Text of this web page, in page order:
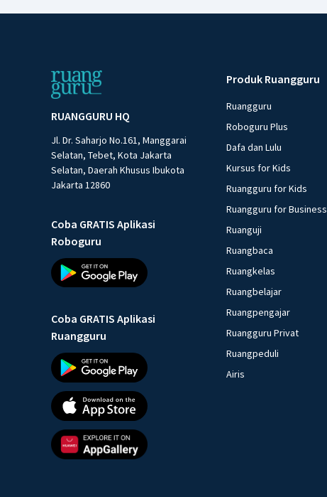
RUANGGURU HQ
Jl. Dr. Saharjo No.161, Manggarai
Selatan, Tebet, Kota Jakarta
Selatan, Daerah Khusus Ibukota
Jakarta 12860
Coba GRATIS Aplikasi
Roboguru
Coba GRATIS Aplikasi
Ruangguru
Produk Ruangguru
Ruangguru
Roboguru Plus
Dafa dan Lulu
Kursus for Kids
Ruangguru for Kids
Ruangguru for Business
Ruanguji
Ruangbaca
Ruangkelas
Ruangbelajar
Ruangpengajar
Ruangguru Privat
Ruangpeduli
Airis